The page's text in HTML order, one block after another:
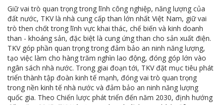
Video quy trình Bỏ phiếu Bầu cử sắp tới
MTS: KHÁNH THÀNH CỬA HÀNG XĂNG DẦU CẨM PHẢ
MTS: 5 NĂM - TỪ ĐẠI HỘI ĐẾN ĐẠI HỘI
Cách phòng chống covid-19 tại nơi làm việc
Sản phẩm dầu nhờn của Công ty CP Vật tư tạo ấn tượng tốt tại Lễ tổng kết
Cominlub: Dấu ấn 20 năm 12/11 (1997-2017)
Giữ vai trò quan trọng trong lĩnh công nghiệp, năng lượng của
đất nước, TKV là nhà cung cấp than lớn nhất Việt Nam, giữ vai
trò then chốt trong lĩnh vực khai thác, chế biến và kinh doanh
than - khoáng sản, đặc biệt là cung ứng than cho sản xuất điện.
TKV góp phần quan trọng trong đảm bảo an ninh năng lượng,
tạo việc làm cho hàng trăm nghìn lao động, đóng góp lớn vào
ngân sách nhà nước. Trong giai đoạn tới, TKV đặt mục tiêu phát
triển thành tập đoàn kinh tế mạnh, đóng vai trò quan trọng
trong nền kinh tế nhà nước và đảm bảo an ninh năng lượng
quốc gia. Theo Chiến lược phát triển đến năm 2030, định hướng